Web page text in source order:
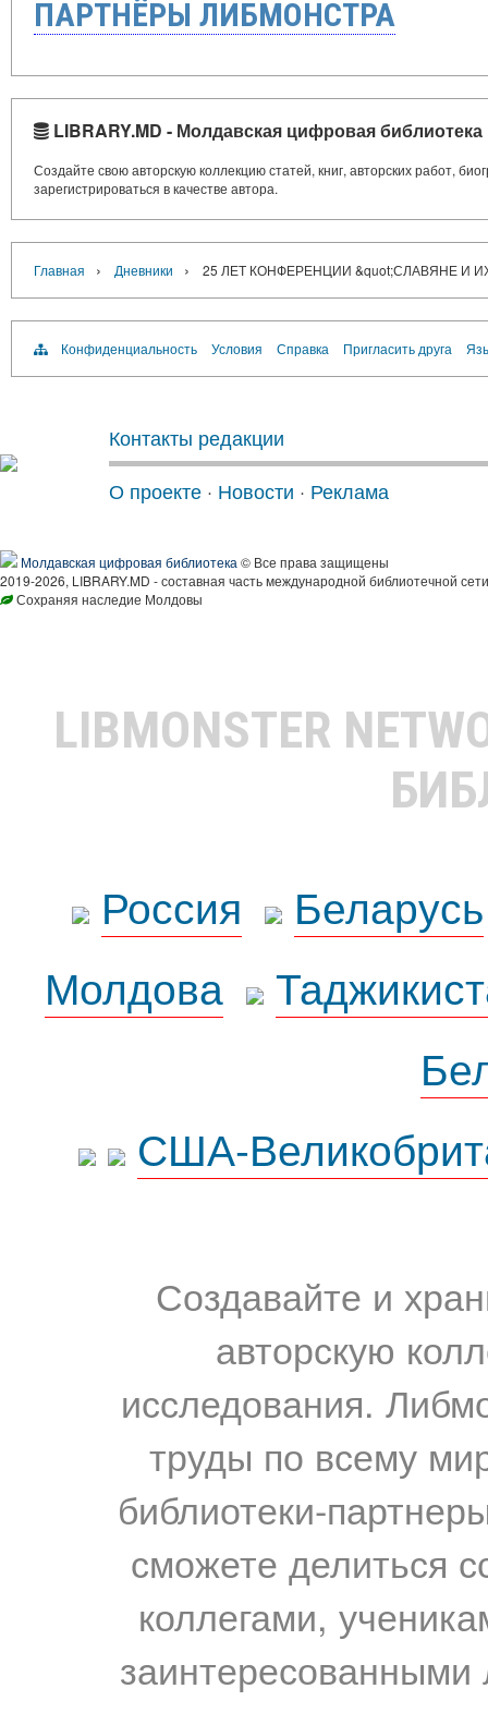
ПАРТНЁРЫ ЛИБМОНСТРА
LIBRARY.MD - Молдавская цифровая библиотека
Создайте свою авторскую коллекцию статей, книг, авторских работ,
зарегистрироваться в качестве автора.
Главная › Дневники › 25 ЛЕТ КОНФЕРЕНЦИИ &quot;СЛАВЯНЕ И
Конфиденциальность Условия Справка Пригласить друга
Контакты редакции
О проекте · Новости · Реклама
Молдавская цифровая библиотека © Все права защищены
2019-2026, LIBRARY.MD - составная часть международной библиотечной
Сохраняя наследие Молдовы
LIBMONSTER
Россия
Беларусь
Молдова
США-
Создавайте и
авторскую
исследования.
труды по всему
библиотеки-
сможете делиться
коллегами,